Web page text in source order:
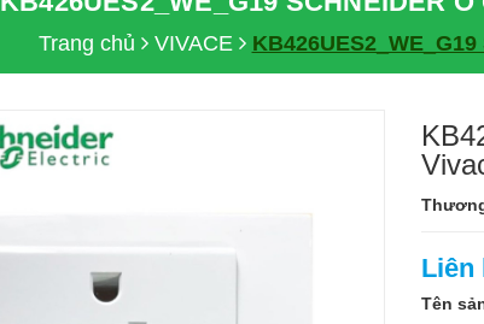
Trang chủ VIVACE
Liên
Tên